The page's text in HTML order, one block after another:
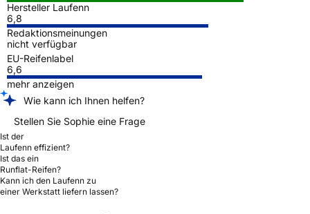
Hersteller Laufenn
6,8
Redaktionsmeinungen
nicht verfügbar
EU-Reifenlabel
6,6
mehr anzeigen
Wie kann ich Ihnen helfen?
Stellen Sie Sophie eine Frage
Ist der
Laufenn effizient?
Ist das ein
Runflat-Reifen?
Kann ich den Laufenn zu
einer Werkstatt liefern lassen?